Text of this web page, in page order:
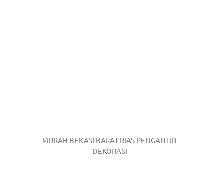
MURAH BEKASI BARAT RIAS PENGANTIN
DEKORASI